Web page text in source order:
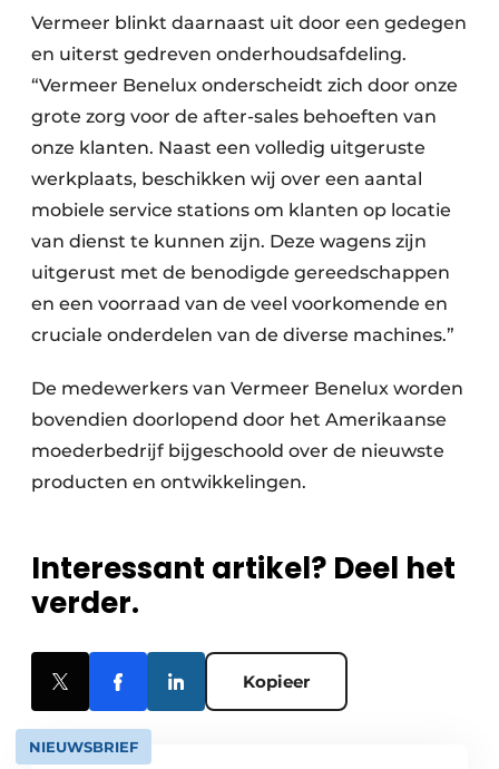
Vermeer blinkt daarnaast uit door een gedegen
en uiterst gedreven onderhoudsafdeling.
“Vermeer Benelux onderscheidt zich door onze
grote zorg voor de after-sales behoeften van
onze klanten. Naast een volledig uitgeruste
werkplaats, beschikken wij over een aantal
mobiele service stations om klanten op locatie
van dienst te kunnen zijn. Deze wagens zijn
uitgerust met de benodigde gereedschappen
en een voorraad van de veel voorkomende en
cruciale onderdelen van de diverse machines.”
De medewerkers van Vermeer Benelux worden
bovendien doorlopend door het Amerikaanse
moederbedrijf bijgeschoold over de nieuwste
producten en ontwikkelingen.
Interessant artikel? Deel het
verder.
Kopieer
NIEUWSBRIEF